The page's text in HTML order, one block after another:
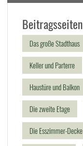
Beitragsseiten
Das große Stadthaus
Keller und Parterre
Haustüre und Balkon
Die zweite Etage
Die Esszimmer-Decke